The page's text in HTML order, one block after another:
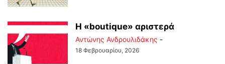
Η «boutique» αριστερά
Αντώνης Ανδρουλιδάκης -
18 Φεβρουαρίου, 2026